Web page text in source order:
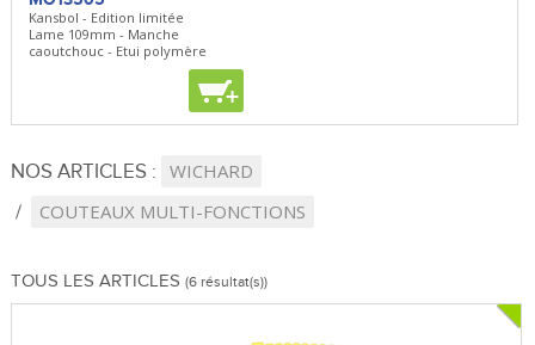
Kansbol - Edition limitée
Lame 109mm - Manche
caoutchouc - Etui polymère
+
NOS ARTICLES : WICHARD
COUTEAUX MULTI-FONCTIONS
TOUS LES ARTICLES (6 résultat(s))